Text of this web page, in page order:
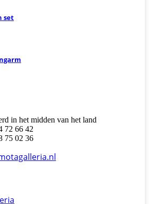
set
in het midden van het land
72 66 42
75 02 36